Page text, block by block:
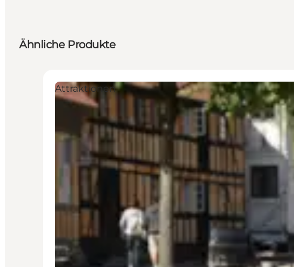
Ähnliche Produkte
Attraktionen